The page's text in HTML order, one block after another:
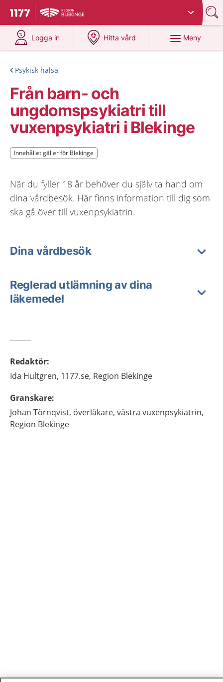
Till startsidan för 1177
Du har valt region
Logga in
på 1177.se
Hitta vård
på 1177.se
Meny
Psykisk hälsa
Från barn- och
ungdomspsykiatri till
vuxenpsykiatri i Blekinge
Innehållet gäller för Blekinge
Innehållet gäller för Blekinge
När du fyller 18 år behöver du själv ta hand om
dina vårdbesök. Här finns information till dig som
ska gå över till vuxenpsykiatrin.
Dina vårdbesök
Reglerad utlämning av dina
läkemedel
Redaktör:
Ida Hultgren, 1177.se, Region Blekinge
Granskare:
Johan Törnqvist, överläkare, västra vuxenpsykiatrin,
Region Blekinge